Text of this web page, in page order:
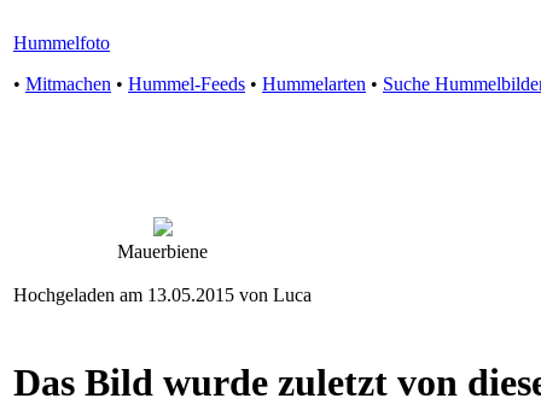
Hummelfoto
• Mitmachen • Hummel-Feeds • Hummelarten • Suche
Mauerbiene
Hochgeladen am 13.05.2015 von Luca
Das Bild wurde zuletzt von